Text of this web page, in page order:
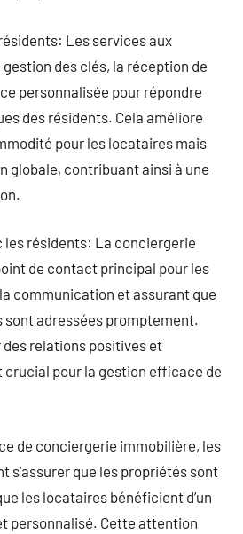
Les services aux
des clés, la réception de
personnalisée pour répondre
des résidents. Cela améliore
pour les locataires mais
globale, contribuant ainsi à une
les résidents: La conciergerie
de contact principal pour les
communication et assurant que
adressées promptement.
des relations positives et
crucial pour la gestion efficace de
de conciergerie immobilière, les
s’assurer que les propriétés sont
les locataires bénéficient d’un
personnalisé. Cette attention